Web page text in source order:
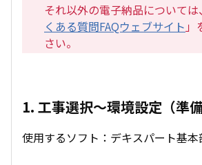
それ以外の電子納品については
くある質問FAQウェブサイト 」
さい。
1. 工事選択～環境設定（準備
使用するソフト：デキスパート基